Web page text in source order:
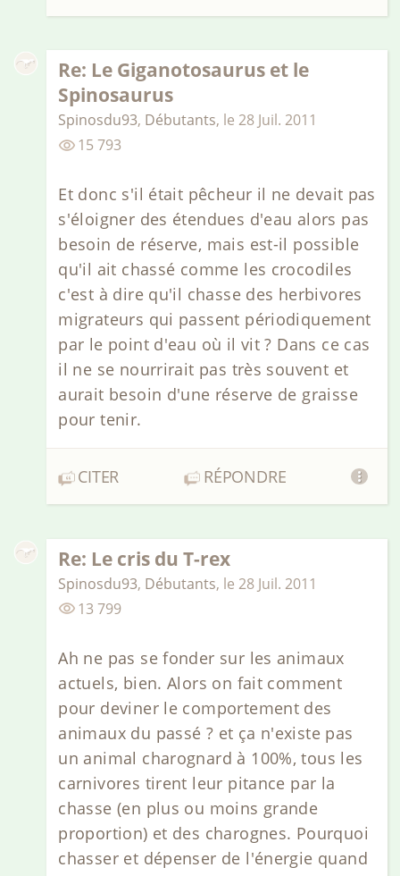
Re: Le Giganotosaurus et le
Spinosaurus
Spinosdu93, Débutants, le28 Juil. 2011
15 793
Et donc s'il était pêcheur il ne devait pas
s'éloigner des étendues d'eau alors pas
besoin de réserve, mais est-il possible
qu'il ait chassé comme les crocodiles
c'est à dire qu'il chasse des herbivores
migrateurs qui passent périodiquement
par le point d'eau où il vit ? Dans ce cas
il ne se nourrirait pas très souvent et
aurait besoin d'une réserve de graisse
pour tenir.
CITER RÉPONDRE
Re: Le cris du T-rex
Spinosdu93, Débutants, le28 Juil. 2011
13 799
Ah ne pas se fonder sur les animaux
actuels, bien. Alors on fait comment
pour deviner le comportement des
animaux du passé ? et ça n'existe pas
un animal charognard à 100%, tous les
carnivores tirent leur pitance par la
chasse (en plus ou moins grande
proportion) et des charognes. Pourquoi
chasser et dépenser de l'énergie quand